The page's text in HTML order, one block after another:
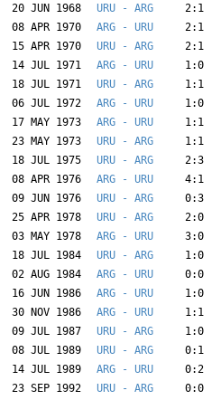
20 JUN 1968
URU - ARG 2:1
08 APR 1970
ARG - URU 2:1
15 APR 1970
URU - ARG 2:1
14 JUL 1971
ARG - URU 1:0
18 JUL 1971
URU - ARG 1:1
06 JUL 1972
ARG - URU 1:0
17 MAY 1973
ARG - URU 1:1
23 MAY 1973
URU - ARG 1:1
18 JUL 1975
URU - ARG 2:3
08 APR 1976
ARG - URU 4:1
09 JUN 1976
URU - ARG 0:3
25 APR 1978
URU - ARG 2:0
03 MAY 1978
ARG - URU 3:0
18 JUL 1984
URU - ARG 1:0
02 AUG 1984
ARG - URU 0:0
16 JUN 1986
ARG - URU 1:0
30 NOV 1986
ARG - URU 1:1
09 JUL 1987
URU - ARG 1:0
08 JUL 1989
URU - ARG 0:1
14 JUL 1989
ARG - URU 0:2
23 SEP 1992
URU - ARG 0:0